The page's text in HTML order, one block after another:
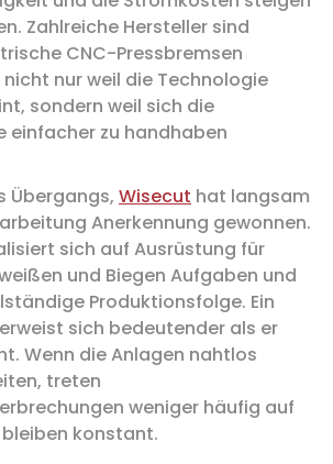
Zahlreiche Hersteller sind
CNC-Pressbremsen
nur weil die Technologie
sondern weil sich die
einfacher zu handhaben
Übergangs, Wisecut hat langsam
Anerkennung gewonnen.
sich auf Ausrüstung für
und Biegen Aufgaben und
Produktionsfolge. Ein
sich bedeutender als er
Wenn die Anlagen nahtlos
treten
weniger häufig auf
konstant.